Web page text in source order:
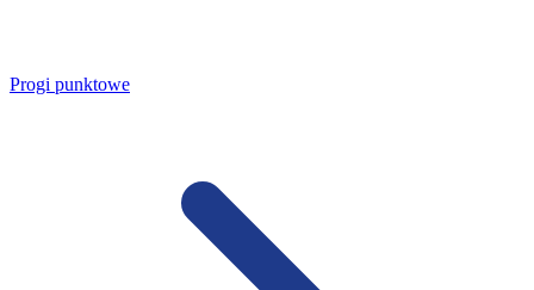
Progi punktowe